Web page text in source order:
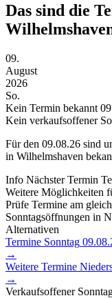
Das sind die
09.
August
2026
So.
Kein Termin bekannt
Kein verkaufsoffener
Für den 09.08.26 sind
in Wilhelmshaven
Info Nächster Termin
Weitere Möglichkeiten
Prüfe Termine am
Sonntagsöffnungen in
Alternativen
Termine Sonntag
→
Weitere Termine
→
Verkaufsoffener